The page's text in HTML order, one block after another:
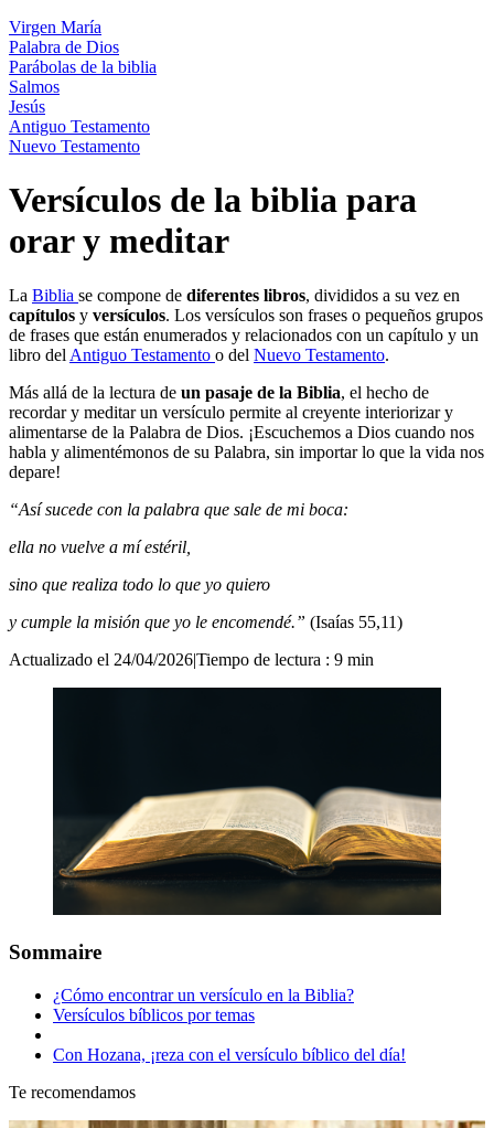
Virgen María
Palabra de Dios
Parábolas de la biblia
Salmos
Jesús
Antiguo Testamento
Nuevo Testamento
Versículos de la biblia para
orar y meditar
La Biblia se compone de diferentes libros, divididos a su vez en
capítulos y versículos. Los versículos son frases o pequeños grupos
de frases que están enumerados y relacionados con un capítulo y un
libro del Antiguo Testamento o del Nuevo Testamento.
Más allá de la lectura de un pasaje de la Biblia, el hecho de
recordar y meditar un versículo permite al creyente interiorizar y
alimentarse de la Palabra de Dios. ¡Escuchemos a Dios cuando nos
habla y alimentémonos de su Palabra, sin importar lo que la vida nos
depare!
“Así sucede con la palabra que sale de mi boca:
ella no vuelve a mí estéril,
sino que realiza todo lo que yo quiero
y cumple la misión que yo le encomendé.” (Isaías 55,11)
Actualizado el 24/04/2026|Tiempo de lectura : 9 min
Sommaire
¿Cómo encontrar un versículo en la Biblia?
Versículos bíblicos por temas
Con Hozana, ¡reza con el versículo bíblico del día!
Te recomendamos